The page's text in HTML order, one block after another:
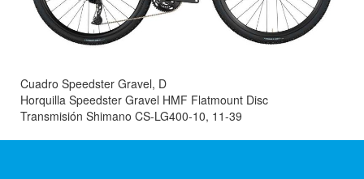
Cuadro Speedster Gravel, D
Horquilla Speedster Gravel HMF Flatmount Disc
Transmisión Shimano CS-LG400-10, 11-39